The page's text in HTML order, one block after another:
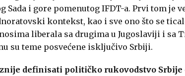
Sada i gore pomenutog IFDT-a. Prvi tom je
kontekst, kao i sve ono što se
liberala sa drugima u Jugoslaviji i sa
su teme posvećene isključivo Srbiji.
definisati političko rukovodstvo Srbije